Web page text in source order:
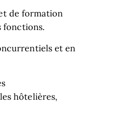
de formation
fonctions.
et en
hôtelières,